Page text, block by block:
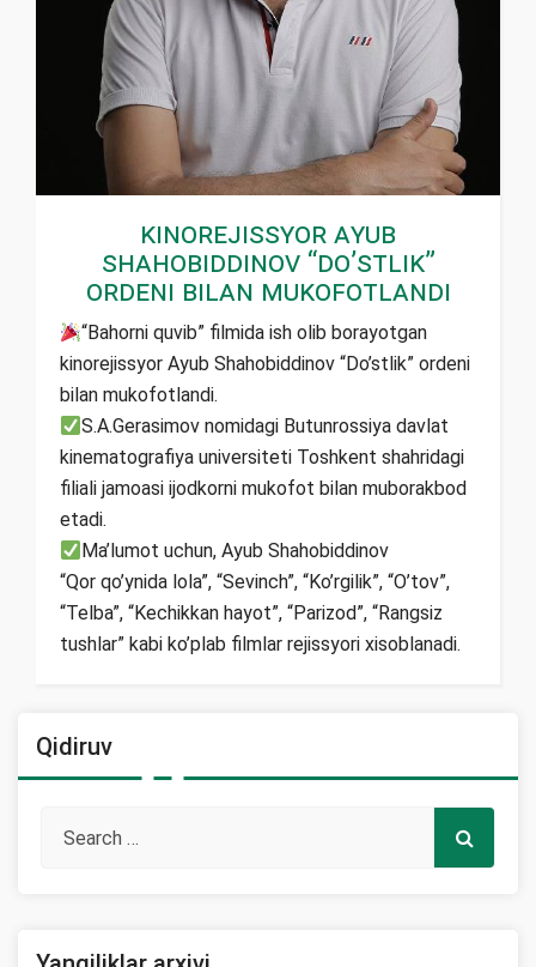
Kinorejissyor Ayub
Shahobiddinov “Do’stlik”
ordeni bilan mukofotlandi
“Bahorni quvib” filmida ish olib borayotgan
kinorejissyor Ayub Shahobiddinov “Do’stlik” ordeni
bilan mukofotlandi.
S.A.Gerasimov nomidagi Butunrossiya davlat
kinematografiya universiteti Toshkent shahridagi
filiali jamoasi ijodkorni mukofot bilan muborakbod
etadi.
Ma’lumot uchun, Ayub Shahobiddinov
“Qor qo’ynida lola”, “Sevinch”, “Ko’rgilik”, “O’tov”,
“Telba”, “Kechikkan hayot”, “Parizod”, “Rangsiz
tushlar” kabi ko’plab filmlar rejissyori xisoblanadi.
Qidiruv